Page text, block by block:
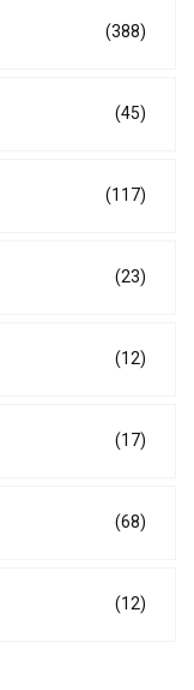
(388)
(45)
(117)
(23)
(12)
(17)
(68)
(12)